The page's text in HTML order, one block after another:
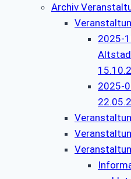
Archiv
2025-
2025-